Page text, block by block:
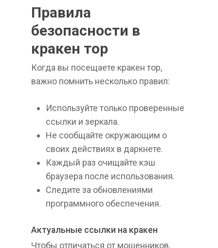
Правила
безопасности в
кракен тор
Когда вы посещаете кракен тор,
важно помнить несколько правил:
Используйте только проверенные
ссылки и зеркала.
Не сообщайте окружающим о
своих действиях в даркнете.
Каждый раз очищайте кэш
браузера после использования.
Следите за обновлениями
программного обеспечения.
Актуальные ссылки на кракен
Чтобы отличаться от мошенников,